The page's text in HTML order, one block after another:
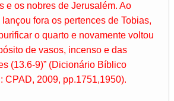
e os nobres de Jerusalém. Ao
fora os pertences de Tobias,
o quarto e novamente voltou
de vasos, incenso e das
(13.6-9)” (Dicionário Bíblico
CPAD, 2009, pp.1751,1950).